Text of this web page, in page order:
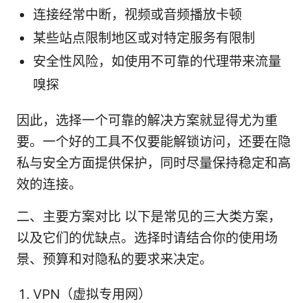
连接经常中断，视频或音频播放卡顿
某些站点限制地区或对特定服务有限制
安全性风险，如使用不可靠的代理带来流量
嗅探
因此，选择一个可靠的解决方案就显得尤为重
要。一个好的工具不仅要能解锁访问，还要在隐
私与安全方面提供保护，同时尽量保持稳定和高
效的连接。
二、主要方案对比 以下是常见的三大类方案，
以及它们的优缺点。选择时请结合你的使用场
景、预算和对隐私的要求来决定。
VPN（虚拟专用网）